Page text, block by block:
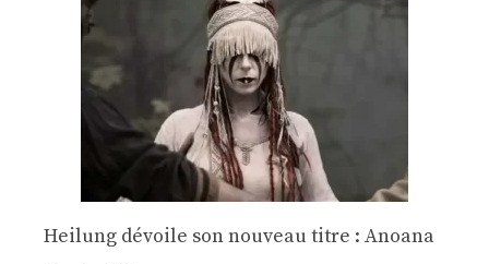
Heilung dévoile son nouveau titre : Anoana